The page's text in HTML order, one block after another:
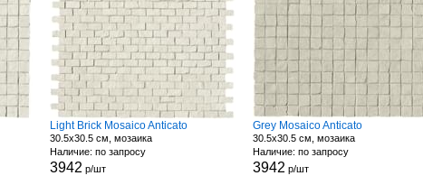
Light Brick Mosaico Anticato
30.5x30.5 см, мозаика
Наличие: по запросу
3942 р/шт
Grey Mosaico Anticato
30.5x30.5 см, мозаика
Наличие: по запросу
3942 р/шт